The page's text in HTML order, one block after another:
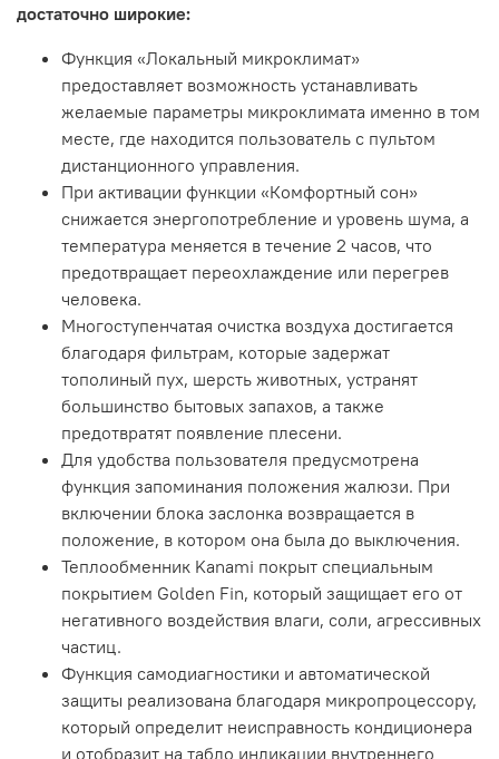
достаточно широкие:
Функция «Локальный микроклимат»
предоставляет возможность устанавливать
желаемые параметры микроклимата именно в том
месте, где находится пользователь с пультом
дистанционного управления.
При активации функции «Комфортный сон»
снижается энергопотребление и уровень шума, а
температура меняется в течение 2 часов, что
предотвращает переохлаждение или перегрев
человека.
Многоступенчатая очистка воздуха достигается
благодаря фильтрам, которые задержат
тополиный пух, шерсть животных, устранят
большинство бытовых запахов, а также
предотвратят появление плесени.
Для удобства пользователя предусмотрена
функция запоминания положения жалюзи. При
включении блока заслонка возвращается в
положение, в котором она была до выключения.
Теплообменник Kanami покрыт специальным
покрытием Golden Fin, который защищает его от
негативного воздействия влаги, соли, агрессивных
частиц.
Функция самодиагностики и автоматической
защиты реализована благодаря микропроцессору,
который определит неисправность кондиционера
и отобразит на табло индикации внутреннего